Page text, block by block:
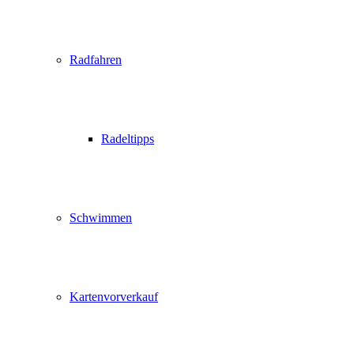
Radfahren
Radeltipps
Schwimmen
Kartenvorverkauf